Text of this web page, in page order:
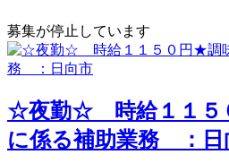
募集が停止しています
☆夜勤☆ 時給１１５
に係る補助業務 ：日